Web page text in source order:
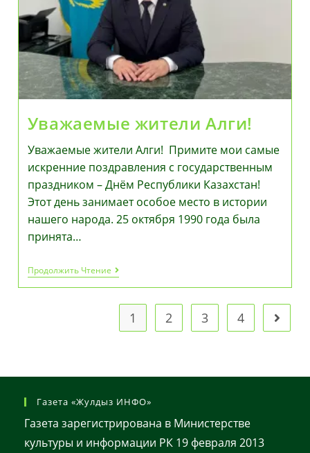
Уважаемые жители Алги!
Уважаемые жители Алги! Примите мои самые
искренние поздравления с государственным
праздником – Днём Республики Казахстан!
Этот день занимает особое место в истории
нашего народа. 25 октября 1990 года была
принята…
Продолжить ЧтениеУважаемые
Жители
Алги!
1 2 3 4
Газета «Жулдыз ИНФО»
Газета зарегистрирована в Министерстве
культуры и информации РК 19 февраля 2013